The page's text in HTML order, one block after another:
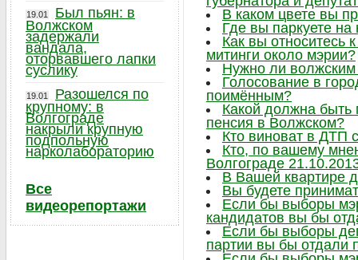
В каком цвете вы
Где вы паркуете на
Как вы относитесь
митинги около мэрии?
Нужно ли волжским
Голосование в
поимённым?
Какой должна быть
пенсия в Волжском?
Кто виноват в ДТП
Кто, по вашему
Волгограде
В Вашей квартире
Вы будете
Если бы выборы
кандидатов вы бы
Если бы выборы
партии вы бы отдали
19.01
Был пьян: в
Волжском
задержали
вандала,
оторвавшего лапки
суслику
19.01
Разошелся по
крупному: в
Волгограде
накрыли крупную
подпольную
нарколабораторию
Все
видеорепортажи